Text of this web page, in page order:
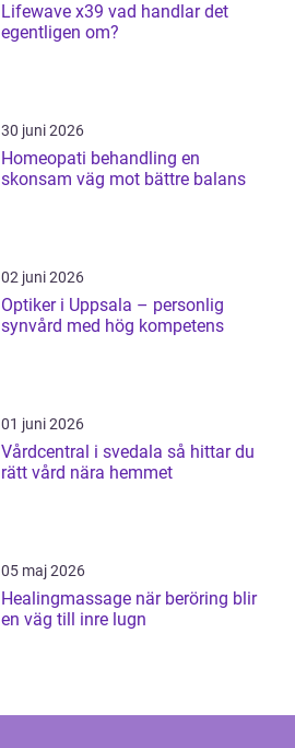
Lifewave x39 vad handlar det
egentligen om?
30 juni 2026
Homeopati behandling en
skonsam väg mot bättre balans
02 juni 2026
Optiker i Uppsala – personlig
synvård med hög kompetens
01 juni 2026
Vårdcentral i svedala så hittar du
rätt vård nära hemmet
05 maj 2026
Healingmassage när beröring blir
en väg till inre lugn